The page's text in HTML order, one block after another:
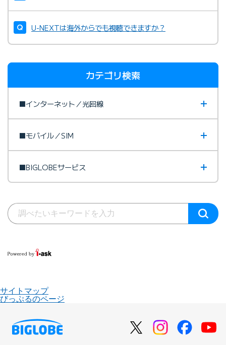
U-NEXTは海外からでも視聴できますか？
カテゴリ検索
■インターネット／光回線
■モバイル／SIM
■BIGLOBEサービス
サイトマップ
びっぷるのページ